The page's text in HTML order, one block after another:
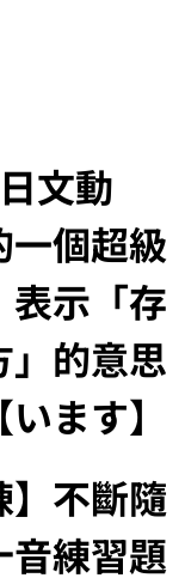
文動
一個超級
表示「存
」的意思
ます】
】不斷隨
音練習題